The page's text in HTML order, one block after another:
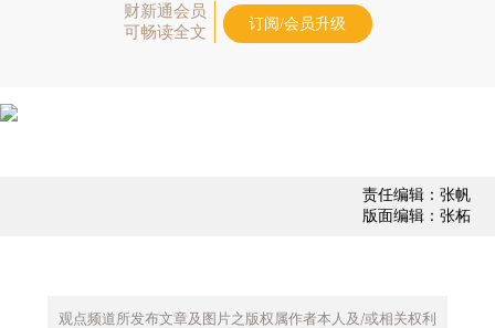
财新通会员
可畅读全文
订阅/会员升级
责任编辑：张帆
版面编辑：张柘
观点频道所发布文章及图片之版权属作者本人及/或相关权利